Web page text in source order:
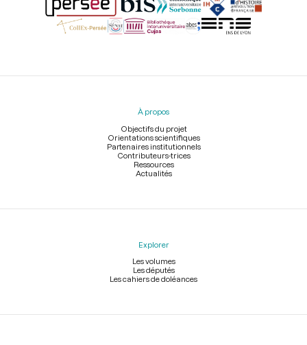
Menu
À propos
Objectifs du projet
Orientations scientifiques
Partenaires institutionnels
Contributeurs-trices
Ressources
Actualités
Explorer
Les volumes
Les députés
Les cahiers de doléances